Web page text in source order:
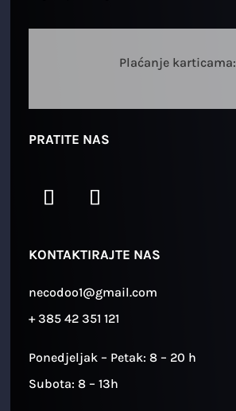
Plaćanje karticama:
PRATITE NAS
KONTAKTIRAJTE NAS
necodoo1@gmail.com
+ 385 42 351 121
Ponedjeljak – Petak: 8 – 20 h
Subota: 8 – 13h